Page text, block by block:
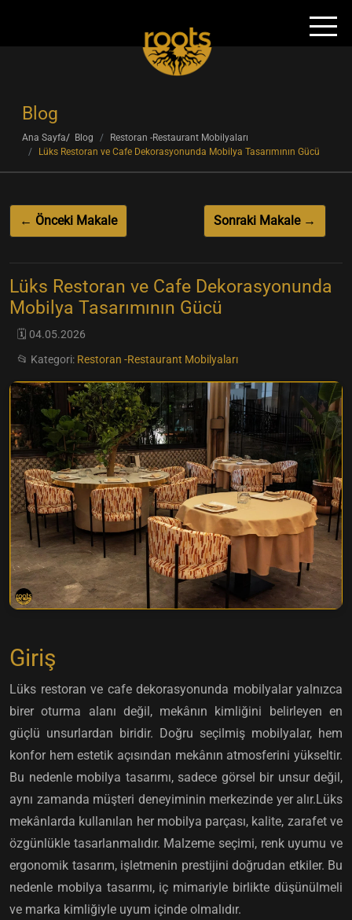
Blog
Ana Sayfa Blog
Restoran -Restaurant Mobilyaları
Lüks Restoran ve Cafe Dekorasyonunda Mobilya Tasarımının Gücü
← Önceki Makale Sonraki Makale →
Lüks Restoran ve Cafe Dekorasyonunda
Mobilya Tasarımının Gücü
🗓️ 04.05.2026
📂 Kategori: Restoran -Restaurant Mobilyaları
Giriş
Lüks restoran ve cafe dekorasyonunda mobilyalar yalnızca
birer oturma alanı değil, mekânın kimliğini belirleyen en
güçlü unsurlardan biridir. Doğru seçilmiş mobilyalar, hem
konfor hem estetik açısından mekânın atmosferini yükseltir.
Bu nedenle mobilya tasarımı, sadece görsel bir unsur değil,
aynı zamanda müşteri deneyiminin merkezinde yer alır.Lüks
mekânlarda kullanılan her mobilya parçası, kalite, zarafet ve
özgünlükle tasarlanmalıdır. Malzeme seçimi, renk uyumu ve
ergonomik tasarım, işletmenin prestijini doğrudan etkiler. Bu
nedenle mobilya tasarımı, iç mimariyle birlikte düşünülmeli
ve marka kimliğiyle uyum içinde olmalıdır.